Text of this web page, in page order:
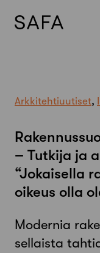
Arkkitehtiuutiset,
– Tutkija ja
“Jokaisella
oikeus olla
Modernia
sellaista